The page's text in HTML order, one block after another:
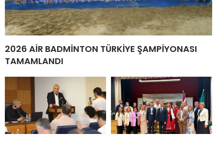
ALANYA BALIKÇILAR KOOPERATIFI'
İSKELE'DE YENİ DÖNEM BAŞLIYOR